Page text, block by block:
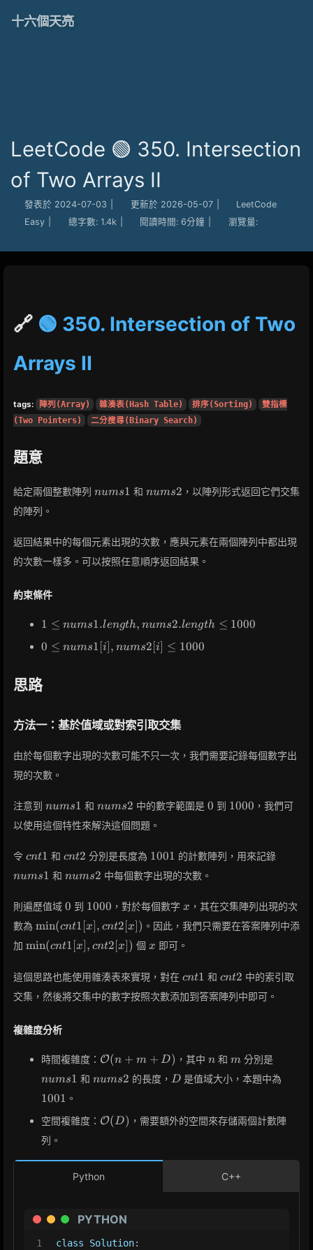
十六個天亮
LeetCode 🟢 350. Intersection
of Two Arrays II
發表於 2024-07-03 更新於 2026-05-07
LeetCode
Easy
總字數: 1.4k 閱讀時間: 6分鐘 瀏覽量:
🔗 🟢 350. Intersection of Two
Arrays II
tags: 陣列(Array) 雜湊表(Hash Table) 排序(Sorting)
雙指標
(Two Pointers)
二分搜尋(Binary Search)
題意
給定兩個整數陣列 nums1
nums1 和 nums2
nums2 ，以陣列形式返回它們交集
的陣列。
返回結果中的每個元素出現的次數，應與元素在兩個陣列中都出現
的次數一樣多。可以按照任意順序返回結果。
約束條件
1 \leq
nums2.length
1 ≤ nums1.length, nums2.length ≤ 1000
0 \leq
\leq
0 ≤ nums1 [i , nums2 [i ≤ 1000
思路
方法一：基於值域或對索引取交集
由於每個數字出現的次數可能不只一次，我們需要記錄每個數字出
現的次數。
注意到 nums1
nums1 和 nums2
nums2 中的數字範圍是 0
0 到 1000
1000 ，我們可
以使用這個特性來解決這個問題。
令 cnt1
cnt1 和 cnt2
cnt2 分別是長度為 1001
1001 的計數陣列，用來記錄
nums1 和 nums2
nums2 中每個數字出現的次數。
則遍歷值域 0
0 到 1000
1000 ，對於每個數字 x
x ，其在交集陣列出現的次
數為 \min(cnt1[x],
cnt2[x])
min(cnt1 x , cnt2 x ) 。因此，我們只需要在答案陣列中添
加 \min(cnt1[x],
min(cnt1 x , cnt2 x ) 個 x
x 即可。
這個思路也能使用雜湊表來實現，對在 cnt1
cnt1 和 cnt2
cnt2 中的索引取
交集，然後將交集中的數字按照次數添加到答案陣列中即可。
複雜度分析
時間複雜度： \mathcal{O}
(n + m + D)
O(n + m + D) ，其中 n
n和 m
m分別是nums1
nums1 和 nums2
nums2 的長度， D
D 是值域大小，本題中為
1001 。
空間複雜度： \mathcal{O}
(D)
O(D) ，需要額外的空間來存儲兩個計數陣
列。
Python C++
PYTHON
1
class Solution: